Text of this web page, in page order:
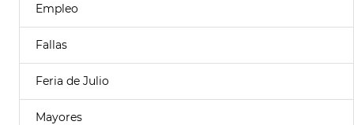
Empleo
Fallas
Feria de Julio
Mayores